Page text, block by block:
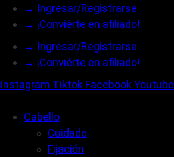
contenido
→ Ingresar/Registrarse
→ ¡Conviérte en afiliado!
→ Ingresar/Registrarse
→ ¡Conviérte en afiliado!
Instagram Tiktok FacebookYoutube
Cabello
Cuidado
Fijación